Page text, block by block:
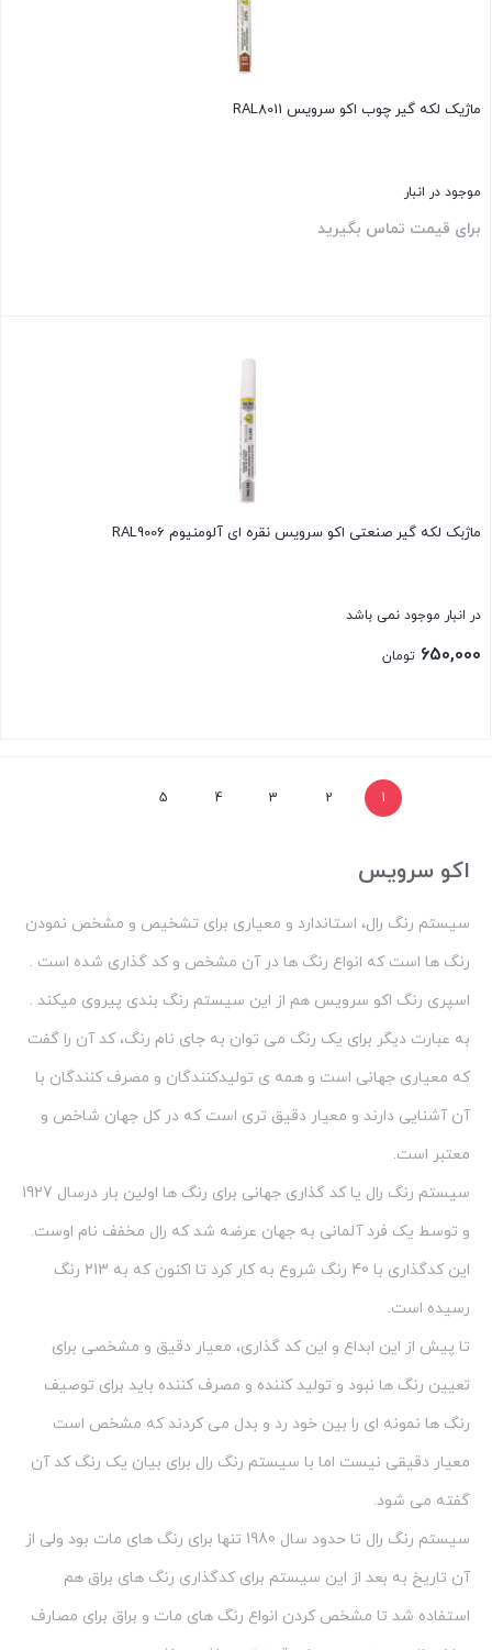
ماژیک لکه گیر چوب اکو سرویس RAL8011
موجود در انبار
برای قیمت تماس بگیرید
ماژبک لکه گیر صنعتی اکو سرویس نقره ای آلومنیوم RAL9006
در انبار موجود نمی باشد
650,000 تومان
1
2
3
4
5
اکو سرویس
سیستم رنگ رال، استاندارد و معیاری برای تشخیص و مشخص نمودن
رنگ ها است که انواع رنگ ها در آن مشخص و کد گذاری شده است .
اسپری رنگ اکو سرویس هم از این سیستم رنگ بندی پیروی میکند .
به عبارت دیگر برای یک رنگ می توان به جای نام رنگ، کد آن را گفت
که معیاری جهانی است و همه ی تولیدکنندگان و مصرف کنندگان با
آن آشنایی دارند و معیار دقیق تری است که در کل جهان شاخص و
معتبر است.
سیستم رنگ رال یا کد گذاری جهانی برای رنگ ها اولین بار درسال 1927
و توسط یک فرد آلمانی به جهان عرضه شد که رال مخفف نام اوست.
این کدگذاری با 40 رنگ شروع به کار کرد تا اکنون که به 213 رنگ
رسیده است.
تا پیش از این ابداع و این کد گذاری، معیار دقیق و مشخصی برای
تعیین رنگ ها نبود و تولید کننده و مصرف کننده باید برای توصیف
رنگ ها نمونه ای را بین خود رد و بدل می کردند که مشخص است
معیار دقیقی نیست اما با سیستم رنگ رال برای بیان یک رنگ کد آن
گفته می شود.
سیستم رنگ رال تا حدود سال 1980 تنها برای رنگ های مات بود ولی از
آن تاریخ به بعد از این سیستم برای کدگذاری رنگ های براق هم
استفاده شد تا مشخص کردن انواع رنگ های مات و براق برای مصارف